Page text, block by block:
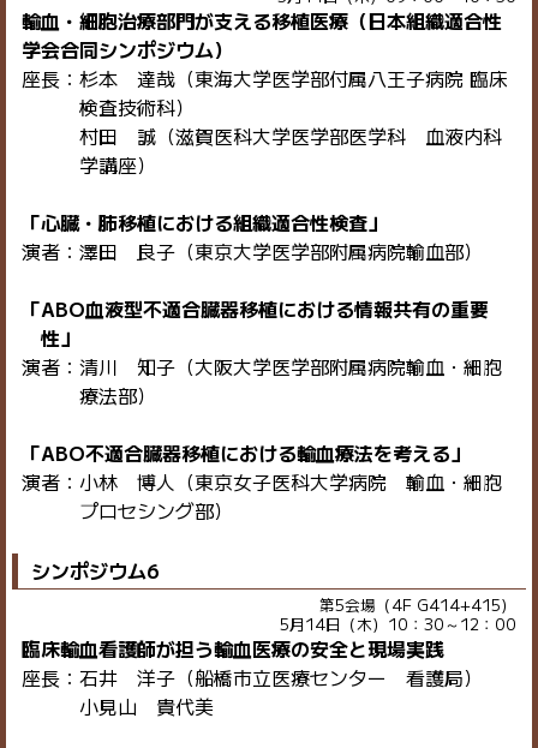
輸血・細胞治療部門が支える移植医療（日本組織適合性
学会合同シンポジウム）
座長：杉本 達哉（東海大学医学部付属八王子病院 臨床
検査技術科）
村田 誠（滋賀医科大学医学部医学科 血液内科
学講座）
「心臓・肺移植における組織適合性検査」
演者：澤田 良子（東京大学医学部附属病院輸血部）
「ABO血液型不適合臓器移植における情報共有の重要
性」
演者：清川 知子（大阪大学医学部附属病院輸血・細胞
療法部）
「ABO不適合臓器移植における輸血療法を考える」
演者：小林 博人（東京女子医科大学病院 輸血・細胞
プロセシング部）
シンポジウム6
第5会場（4F G414+415）
5月14日（木）10：30～12：00
臨床輸血看護師が担う輸血医療の安全と現場実践
座長：石井 洋子（船橋市立医療センター 看護局）
小見山 貴代美